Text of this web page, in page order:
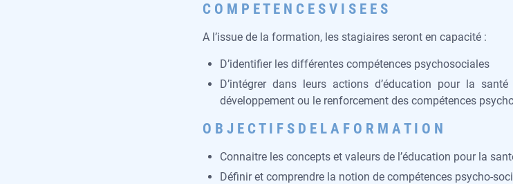
C O M P E T E N C E S V I S E E S
A l’issue de la formation, les stagiaires seront en capacité :
D’identifier les différentes compétences psychosociales
D’intégrer dans leurs actions d’éducation pour la
développement ou le renforcement des compétences
O B J E C T I F S D E L A F O R M A T I O N
Connaitre les concepts et valeurs de l’éducation pour la
Définir et comprendre la notion de compétences psycho-